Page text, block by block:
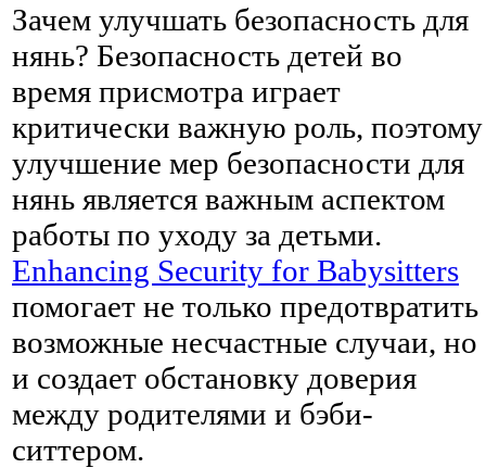
Зачем улучшать безопасность для
нянь? Безопасность детей во
время присмотра играет
критически важную роль, поэтому
улучшение мер безопасности для
нянь является важным аспектом
работы по уходу за детьми.
Enhancing Security for Babysitters
помогает не только предотвратить
возможные несчастные случаи, но
и создает обстановку доверия
между родителями и бэби-
ситтером.